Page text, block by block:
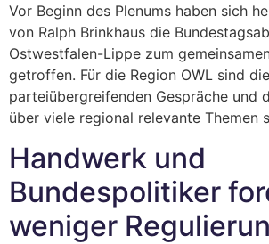
Vor Beginn des Plenums haben sich
von Ralph Brinkhaus die
Ostwestfalen-Lippe zum
getroffen. Für die Region OWL sind die
parteiübergreifenden Gespräche und
über viele regional relevante Themen
Handwerk und
Bundespolitiker
weniger